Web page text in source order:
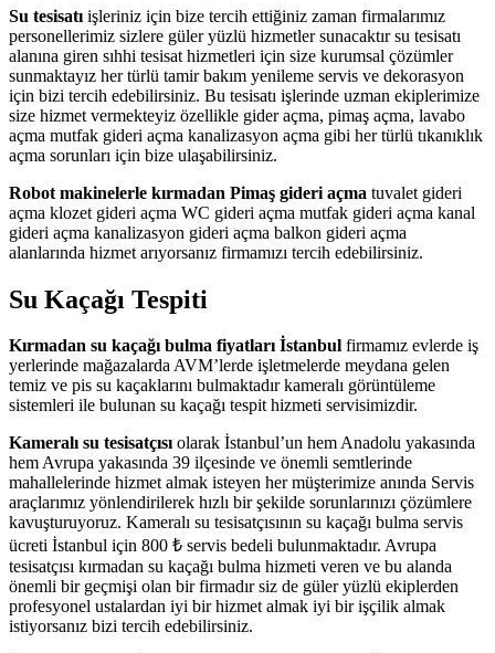
Su tesisatı işleriniz için bize tercih ettiğiniz zaman firmalarımız
personellerimiz sizlere güler yüzlü hizmetler sunacaktır su tesisatı
alanına giren sıhhi tesisat hizmetleri için size kurumsal çözümler
sunmaktayız her türlü tamir bakım yenileme servis ve dekorasyon
için bizi tercih edebilirsiniz. Bu tesisatı işlerinde uzman ekiplerimize
size hizmet vermekteyiz özellikle gider açma, pimaş açma, lavabo
açma mutfak gideri açma kanalizasyon açma gibi her türlü tıkanıklık
açma sorunları için bize ulaşabilirsiniz.
Robot makinelerle kırmadan Pimaş gideri açma tuvalet gideri
açma klozet gideri açma WC gideri açma mutfak gideri açma kanal
gideri açma kanalizasyon gideri açma balkon gideri açma
alanlarında hizmet arıyorsanız firmamızı tercih edebilirsiniz.
Su Kaçağı Tespiti
Kırmadan su kaçağı bulma fiyatları İstanbul firmamız evlerde iş
yerlerinde mağazalarda AVM’lerde işletmelerde meydana gelen
temiz ve pis su kaçaklarını bulmaktadır kameralı görüntüleme
sistemleri ile bulunan su kaçağı tespit hizmeti servisimizdir.
Kameralı su tesisatçısıolarak İstanbul’un hem Anadolu yakasında
hem Avrupa yakasında 39 ilçesinde ve önemli semtlerinde
mahallelerinde hizmet almak isteyen her müşterimize anında Servis
araçlarımız yönlendirilerek hızlı bir şekilde sorunlarınızı çözümlere
kavuşturuyoruz. Kameralı su tesisatçısının su kaçağı bulma servis
ücreti İstanbul için 800 ₺ servis bedeli bulunmaktadır. Avrupa
tesisatçısı kırmadan su kaçağı bulma hizmeti veren ve bu alanda
önemli bir geçmişi olan bir firmadır siz de güler yüzlü ekiplerden
profesyonel ustalardan iyi bir hizmet almak iyi bir işçilik almak
istiyorsanız bizi tercih edebilirsiniz.